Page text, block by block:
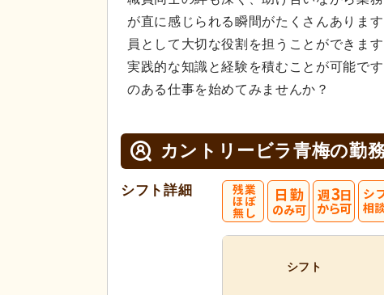
が直に感じられる瞬間がたくさんありま
員として大切な役割を担うことができま
実践的な知識と経験を積むことが可能で
のある仕事を始めてみませんか？
カントリービラ青梅の勤
シフト詳細
シフト